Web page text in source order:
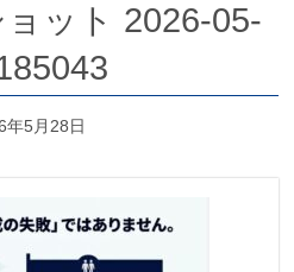
ット 2026-05-
年5月28日